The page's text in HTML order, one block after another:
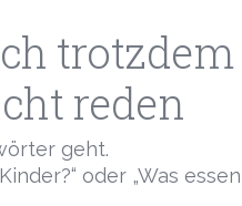
reden
geht.
oder „Was